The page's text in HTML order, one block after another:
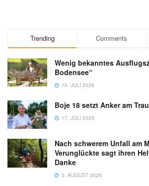
Trending Comments
Wenig bekanntes
Bodensee“
16. JULI 2026
Boje 18 setzt Anker am
17. JULI 2026
Nach schwerem Unfall am
Verunglückte sagt ihren
Danke
3. AUGUST 2026